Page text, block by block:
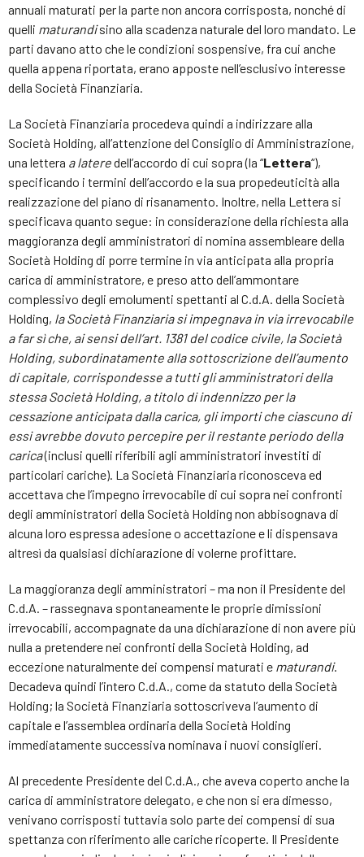
annuali maturati per la parte non ancora corrisposta, nonché di
quelli maturandisino alla scadenza naturale del loro mandato. Le
parti davano atto che le condizioni sospensive, fra cui anche
quella appena riportata, erano apposte nell’esclusivo interesse
della Società Finanziaria.
La Società Finanziaria procedeva quindi a indirizzare alla
Società Holding, all’attenzione del Consiglio di Amministrazione,
una lettera a lateredell’accordo di cui sopra (la “Lettera“),
specificando i termini dell’accordo e la sua propedeuticità alla
realizzazione del piano di risanamento. Inoltre, nella Lettera si
specificava quanto segue: in considerazione della richiesta alla
maggioranza degli amministratori di nomina assembleare della
Società Holding di porre termine in via anticipata alla propria
carica di amministratore, e preso atto dell’ammontare
complessivo degli emolumenti spettanti al C.d.A. della Società
Holding, la Società Finanziaria si impegnava in via irrevocabile
a far sì che, ai sensi dell’art. 1381 del codice civile, la Società
Holding, subordinatamente alla sottoscrizione dell’aumento
di capitale, corrispondesse a tutti gli amministratori della
stessa Società Holding, a titolo di indennizzo per la
cessazione anticipata dalla carica, gli importi che ciascuno di
essi avrebbe dovuto percepire per il restante periodo della
carica(inclusi quelli riferibili agli amministratori investiti di
particolari cariche). La Società Finanziaria riconosceva ed
accettava che l’impegno irrevocabile di cui sopra nei confronti
degli amministratori della Società Holding non abbisognava di
alcuna loro espressa adesione o accettazione e li dispensava
altresì da qualsiasi dichiarazione di volerne profittare.
La maggioranza degli amministratori – ma non il Presidente del
C.d.A. – rassegnava spontaneamente le proprie dimissioni
irrevocabili, accompagnate da una dichiarazione di non avere più
nulla a pretendere nei confronti della Società Holding, ad
eccezione naturalmente dei compensi maturati e maturandi.
Decadeva quindi l’intero C.d.A., come da statuto della Società
Holding; la Società Finanziaria sottoscriveva l’aumento di
capitale e l’assemblea ordinaria della Società Holding
immediatamente successiva nominava i nuovi consiglieri.
Al precedente Presidente del C.d.A., che aveva coperto anche la
carica di amministratore delegato, e che non si era dimesso,
venivano corrisposti tuttavia solo parte dei compensi di sua
spettanza con riferimento alle cariche ricoperte. Il Presidente